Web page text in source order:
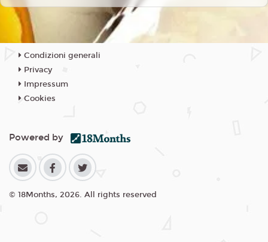
Condizioni generali
Privacy
Impressum
Cookies
Powered by
© 18Months, 2026. All rights reserved